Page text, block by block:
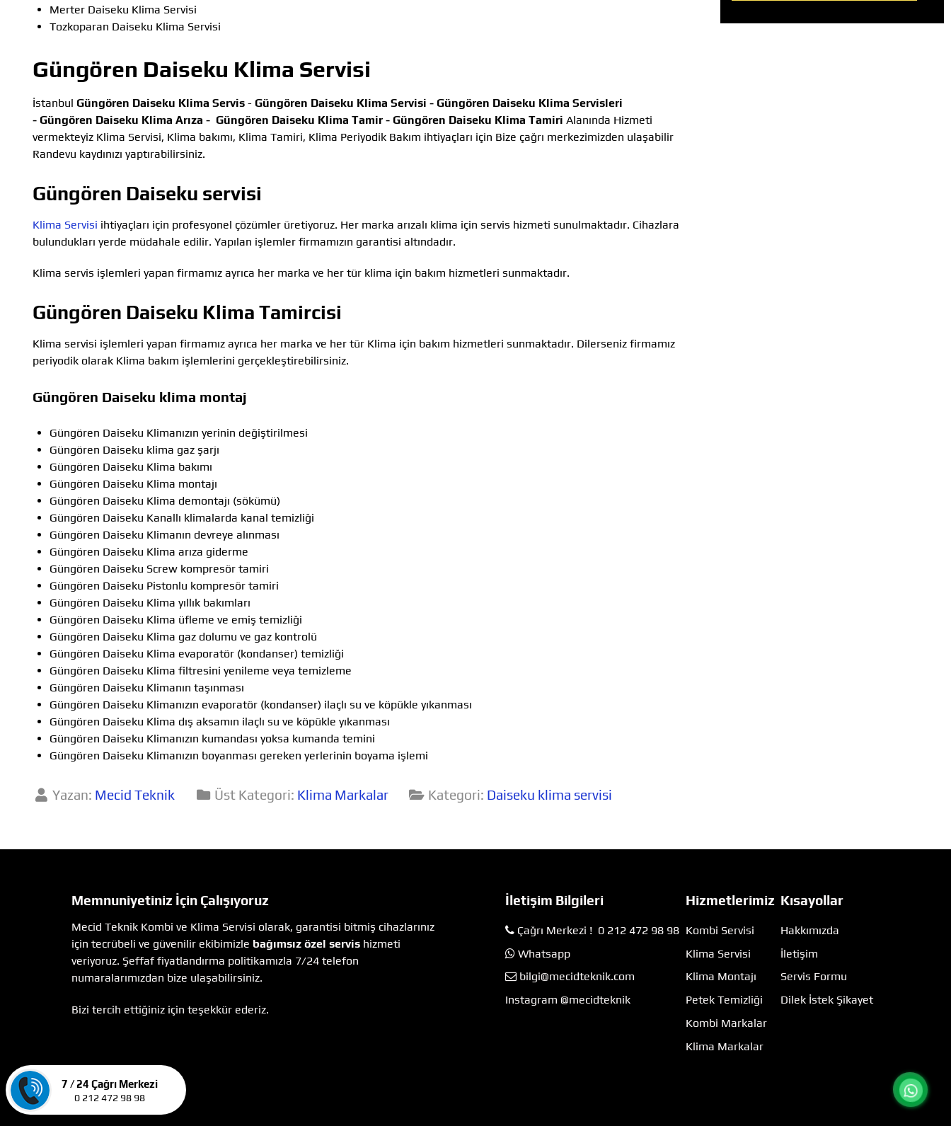
Merter Daiseku Klima Servisi
Tozkoparan Daiseku Klima Servisi
Güngören Daiseku Klima Servisi
İstanbul Güngören Daiseku Klima Servis - Güngören Daiseku Klima Servisi - Güngören Daiseku Klima Servisleri
- Güngören Daiseku Klima Arıza - Güngören Daiseku Klima Tamir - Güngören Daiseku Klima Tamiri Alanında Hizmeti
vermekteyiz Klima Servisi, Klima bakımı, Klima Tamiri, Klima Periyodik Bakım ihtiyaçları için Bize çağrı merkezimizden ulaşabilir
Randevu kaydınızı yaptırabilirsiniz.
Güngören Daiseku servisi
Klima Servisi ihtiyaçları için profesyonel çözümler üretiyoruz. Her marka arızalı klima için servis hizmeti sunulmaktadır. Cihazlara
bulundukları yerde müdahale edilir. Yapılan işlemler firmamızın garantisi altındadır.
Klima servis işlemleri yapan firmamız ayrıca her marka ve her tür klima için bakım hizmetleri sunmaktadır.
Güngören Daiseku Klima Tamircisi
Klima servisi işlemleri yapan firmamız ayrıca her marka ve her tür Klima için bakım hizmetleri sunmaktadır. Dilerseniz firmamız
periyodik olarak Klima bakım işlemlerini gerçekleştirebilirsiniz.
Güngören Daiseku klima montaj
Güngören Daiseku Klimanızın yerinin değiştirilmesi
Güngören Daiseku klima gaz şarjı
Güngören Daiseku Klima bakımı
Güngören Daiseku Klima montajı
Güngören Daiseku Klima demontajı (sökümü)
Güngören Daiseku Kanallı klimalarda kanal temizliği
Güngören Daiseku Klimanın devreye alınması
Güngören Daiseku Klima arıza giderme
Güngören Daiseku Screw kompresör tamiri
Güngören Daiseku Pistonlu kompresör tamiri
Güngören Daiseku Klima yıllık bakımları
Güngören Daiseku Klima üfleme ve emiş temizliği
Güngören Daiseku Klima gaz dolumu ve gaz kontrolü
Güngören Daiseku Klima evaporatör (kondanser) temizliği
Güngören Daiseku Klima filtresini yenileme veya temizleme
Güngören Daiseku Klimanın taşınması
Güngören Daiseku Klimanızın evaporatör (kondanser) ilaçlı su ve köpükle yıkanması
Güngören Daiseku Klima dış aksamın ilaçlı su ve köpükle yıkanması
Güngören Daiseku Klimanızın kumandası yoksa kumanda temini
Güngören Daiseku Klimanızın boyanması gereken yerlerinin boyama işlemi
Yazan: Mecid Teknik Üst Kategori: Klima Markalar Kategori: Daiseku klima servisi
Memnuniyetiniz İçin Çalışıyoruz
Mecid Teknik Kombi ve Klima Servisi olarak, garantisi bitmiş cihazlarınız
için tecrübeli ve güvenilir ekibimizle bağımsız özel servis hizmeti
veriyoruz. Şeffaf fiyatlandırma politikamızla 7/24 telefon
numaralarımızdan bize ulaşabilirsiniz.
Bizi tercih ettiğiniz için teşekkür ederiz.
İletişim Bilgileri
Çağrı Merkezi ! 0 212 472 98 98
Whatsapp
bilgi@mecidteknik.com
Instagram @mecidteknik
Hizmetlerimiz
Kombi Servisi
Klima Servisi
Klima Montajı
Petek Temizliği
Kombi Markalar
Klima Markalar
Kısayollar
Hakkımızda
İletişim
Servis Formu
Dilek İstek Şikayet
7 / 24 Çağrı Merkezi
0 212 472 98 98